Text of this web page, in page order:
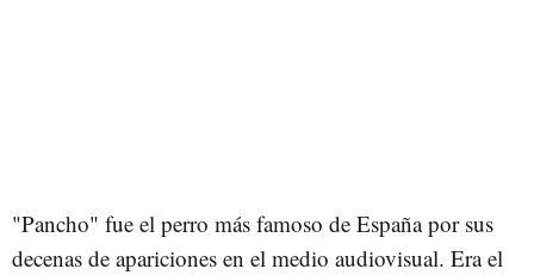
"Pancho" fue el perro más famoso de España por sus
decenas de apariciones en el medio audiovisual. Era el